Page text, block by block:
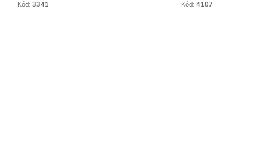
Kód: 3341 Kód: 4107